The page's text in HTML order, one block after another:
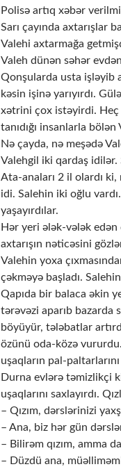
Polisə artıq xəbər
Sarı çayında axtarışlar
Valehi axtarmağa
Valeh dünən səhər evdən
Qonşularda usta işləyib
kəsin işinə yarıyırdı.
xətrini çox istəyirdi. Heç
tanıdığı insanlarla
Nə çayda, nə meşədə
Valehgil iki qardaş idilər.
Ata-anaları 2 il olardı
idi. Salehin iki oğlu
yaşayırdılar.
Hər yeri ələk-vələk
axtarışın nəticəsini
Valehin yoxa
çəkməyə başladı.
Qapıda bir balaca əkin
tərəvəzi aparıb bazarda
böyüyür, tələbatlar
özünü oda-közə
uşaqların pal-paltarlarını
Durna evlərə təmizlikçi
uşaqlarını saxlayırdı.
– Qızım, dərslərinizi
– Ana, biz hər gün
– Bilirəm qızım, amma
– Düzdü ana,